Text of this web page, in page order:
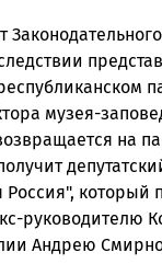
музея-
на
Россия", который
руководителю
Андрею